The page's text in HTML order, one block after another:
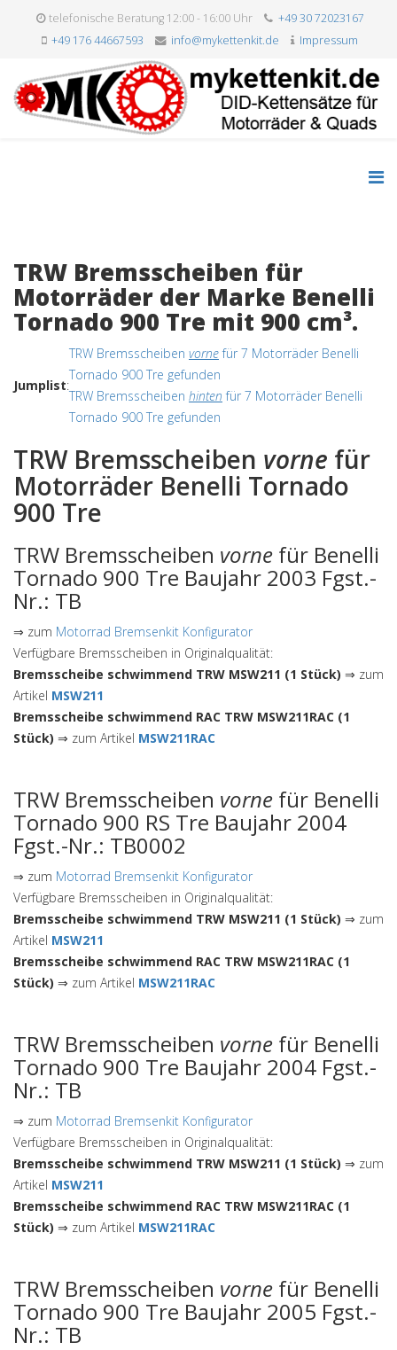
telefonische Beratung 12:00 - 16:00 Uhr
+49 30 72023167
+49 176 44667593
info@mykettenkit.de Impressum
TRW Bremsscheiben für
Motorräder der Marke Benelli
Tornado 900 Tre mit 900 cm³.
Jumplist:
TRW Bremsscheiben vornefür 7 Motorräder Benelli
Tornado 900 Tre gefunden
TRW Bremsscheiben hinten für 7 Motorräder Benelli
Tornado 900 Tre gefunden
TRW Bremsscheiben vorne für
Motorräder Benelli Tornado
900 Tre
TRW Bremsscheiben vorne für Benelli
Tornado 900 Tre Baujahr 2003 Fgst.-
Nr.: TB
⇒ zum Motorrad Bremsenkit Konfigurator
Verfügbare Bremsscheiben in Originalqualität:
Bremsscheibe schwimmend TRW MSW211 (1 Stück) ⇒ zum
Artikel MSW211
Bremsscheibe schwimmend RAC TRW MSW211RAC (1
Stück) ⇒ zum Artikel MSW211RAC
TRW Bremsscheiben vorne für Benelli
Tornado 900 RS Tre Baujahr 2004
Fgst.-Nr.: TB0002
⇒ zum Motorrad Bremsenkit Konfigurator
Verfügbare Bremsscheiben in Originalqualität:
Bremsscheibe schwimmend TRW MSW211 (1 Stück) ⇒ zum
Artikel MSW211
Bremsscheibe schwimmend RAC TRW MSW211RAC (1
Stück) ⇒ zum Artikel MSW211RAC
TRW Bremsscheiben vorne für Benelli
Tornado 900 Tre Baujahr 2004 Fgst.-
Nr.: TB
⇒ zum Motorrad Bremsenkit Konfigurator
Verfügbare Bremsscheiben in Originalqualität:
Bremsscheibe schwimmend TRW MSW211 (1 Stück) ⇒ zum
Artikel MSW211
Bremsscheibe schwimmend RAC TRW MSW211RAC (1
Stück) ⇒ zum Artikel MSW211RAC
TRW Bremsscheiben vorne für Benelli
Tornado 900 Tre Baujahr 2005 Fgst.-
Nr.: TB